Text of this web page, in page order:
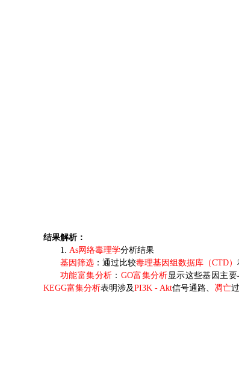
结果解析：
1. As网络毒理学分析结果
基因筛选 ：通过比较毒理基因组数据库（CTD）
功能富集分析 ： GO富集分析显示这些基因主
KEGG富集分析表明涉及PI3K - Akt信号通路、 凋亡